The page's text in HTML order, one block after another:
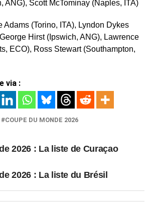
ANG), Scott McTominay (Naples, ITA)
Adams (Torino, ITA), Lyndon Dykes
Hirst (Ipswich, ANG), Lawrence
ECO), Ross Stewart (Southampton,
via :
COUPE DU MONDE 2026
2026 : La liste de Curaçao
2026 : La liste du Brésil